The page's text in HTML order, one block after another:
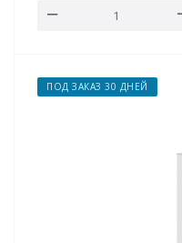
ПОД ЗАКАЗ 30 ДНЕЙ